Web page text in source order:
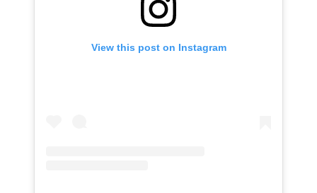
View this post on Instagram